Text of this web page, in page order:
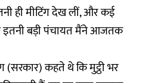
ही मीटिंग देख लीं, और कई
इतनी बड़ी पंचायत मैंने आजतक
कहते थे कि मुट्ठी भर